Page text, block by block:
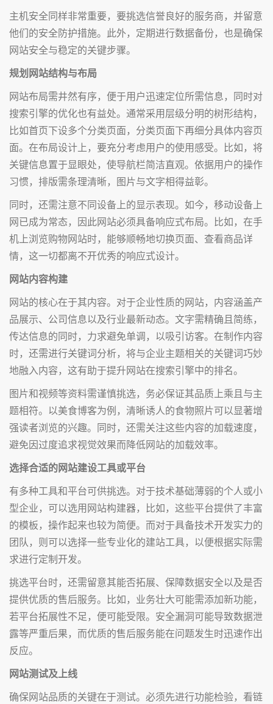
主机安全同样非常重要，要挑选信誉良好的服务商，并留意
他们的安全防护措施。此外，定期进行数据备份，也是确保
网站安全与稳定的关键步骤。
规划网站结构与布局
网站布局需井然有序，便于用户迅速定位所需信息，同时对
搜索引擎的优化也有益处。通常采用层级分明的树形结构，
比如首页下设多个分类页面，分类页面下再细分具体内容页
面。在布局设计上，要充分考虑用户的使用感受。比如，将
关键信息置于显眼处，使导航栏简洁直观。依据用户的操作
习惯，排版需条理清晰，图片与文字相得益彰。
同时，还需注意不同设备上的显示表现。如今，移动设备上
网已成为常态，因此网站必须具备响应式布局。比如，在手
机上浏览购物网站时，能够顺畅地切换页面、查看商品详
情，这一切都离不开优秀的响应式设计。
网站内容构建
网站的核心在于其内容。对于企业性质的网站，内容涵盖产
品展示、公司信息以及行业最新动态。文字需精确且简练，
传达信息的同时，力求避免单调，以吸引访客。在制作内容
时，还需进行关键词分析，将与企业主题相关的关键词巧妙
地融入内容，这有助于提升网站在搜索引擎中的排名。
图片和视频等资料需谨慎挑选，务必保证其品质上乘且与主
题相符。以美食博客为例，清晰诱人的食物照片可以显著增
强读者浏览的兴趣。同时，还需关注这些内容的加载速度，
避免因过度追求视觉效果而降低网站的加载效率。
选择合适的网站建设工具或平台
有多种工具和平台可供挑选。对于技术基础薄弱的个人或小
型企业，可以选用网站构建器，比如，这些平台提供了丰富
的模板，操作起来也较为简便。而对于具备技术开发实力的
团队，则可以选择一些专业化的建站工具，以便根据实际需
求进行定制开发。
挑选平台时，还需留意其能否拓展、保障数据安全以及是否
提供优质的售后服务。比如，业务壮大可能需添加新功能，
若平台拓展性不足，便可能受限。安全漏洞可能导致数据泄
露等严重后果，而优质的售后服务能在问题发生时迅速作出
反应。
网站测试及上线
确保网站品质的关键在于测试。必须先进行功能检验，看链